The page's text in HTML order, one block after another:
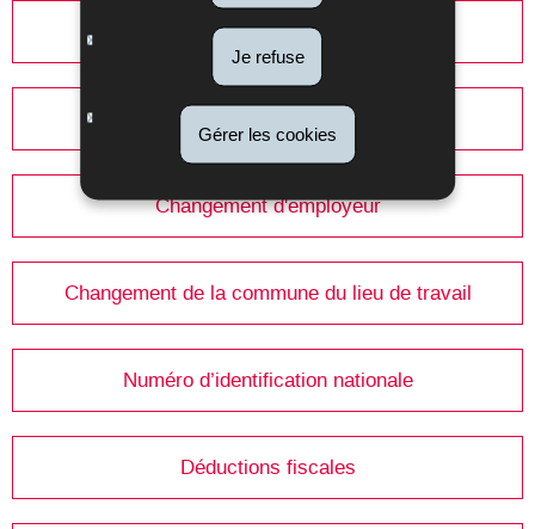
Je refuse
Gérer les cookies
Fiches pluriannuelles électroniques
Changement d'employeur
Changement de la commune du lieu de travail
Numéro d’identification nationale
Déductions fiscales